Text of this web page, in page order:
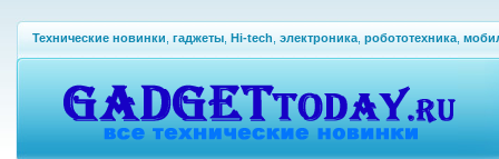
Технические новинки гаджеты Hi-tech электроника робототехника